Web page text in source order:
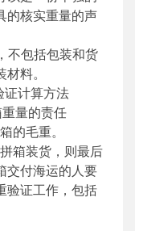
的核实重量的声
不包括包装和货
料。
证计算方法
量的责任
的毛重。
箱装货，则最后
交付海运的人要
验证工作，包括